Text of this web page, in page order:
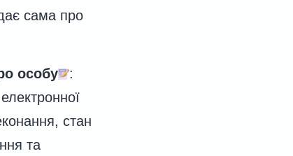
сама про
особу
:
стан
та